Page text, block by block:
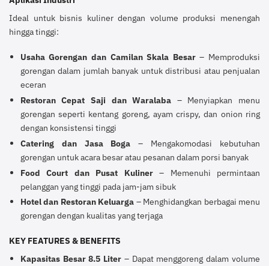
Ideal untuk bisnis kuliner dengan volume produksi menengah
hingga tinggi:
Usaha Gorengan dan Camilan Skala Besar– Memproduksi
gorengan dalam jumlah banyak untuk distribusi atau penjualan
eceran
Restoran Cepat Saji dan Waralaba – Menyiapkan menu
gorengan seperti kentang goreng, ayam crispy, dan onion ring
dengan konsistensi tinggi
Catering dan Jasa Boga – Mengakomodasi kebutuhan
gorengan untuk acara besar atau pesanan dalam porsi banyak
Food Court dan Pusat Kuliner– Memenuhi permintaan
pelanggan yang tinggi pada jam-jam sibuk
Hotel dan Restoran Keluarga – Menghidangkan berbagai menu
gorengan dengan kualitas yang terjaga
KEY FEATURES & BENEFITS
Kapasitas Besar 8.5 Liter – Dapat menggoreng dalam volume